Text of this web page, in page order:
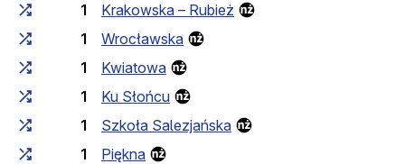
1
Krakowska – Rubież
1
Wrocławska
1
Kwiatowa
1
Ku Słońcu
1
Szkoła Salezjańska
1
Piękna